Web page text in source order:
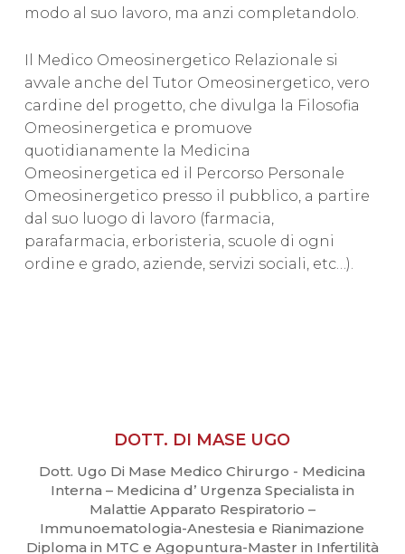
modo al suo lavoro, ma anzi completandolo.
Il Medico Omeosinergetico Relazionale si
avvale anche del Tutor Omeosinergetico, vero
cardine del progetto, che divulga la Filosofia
Omeosinergetica e promuove
quotidianamente la Medicina
Omeosinergetica ed il Percorso Personale
Omeosinergetico presso il pubblico, a partire
dal suo luogo di lavoro (farmacia,
parafarmacia, erboristeria, scuole di ogni
ordine e grado, aziende, servizi sociali, etc…).
DOTT. DI MASE UGO
Dott. Ugo Di Mase Medico Chirurgo - Medicina
Interna – Medicina d’ Urgenza Specialista in
Malattie Apparato Respiratorio –
Immunoematologia-Anestesia e Rianimazione
Diploma in MTC e Agopuntura-Master in Infertilità